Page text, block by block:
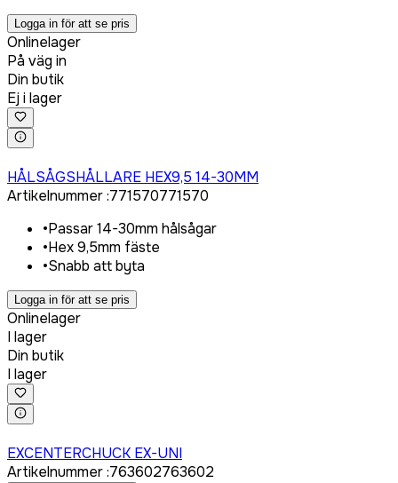
Logga in för att se pris
Onlinelager
På väg in
Din butik
Ej i lager
HÅLSÅGSHÅLLARE HEX9,5 14-30MM
Artikelnummer:771570771570
•Passar 14-30mm hålsågar
•Hex 9,5mm fäste
•Snabb att byta
Logga in för att se pris
Onlinelager
I lager
Din butik
I lager
EXCENTERCHUCK EX-UNI
Artikelnummer:763602763602